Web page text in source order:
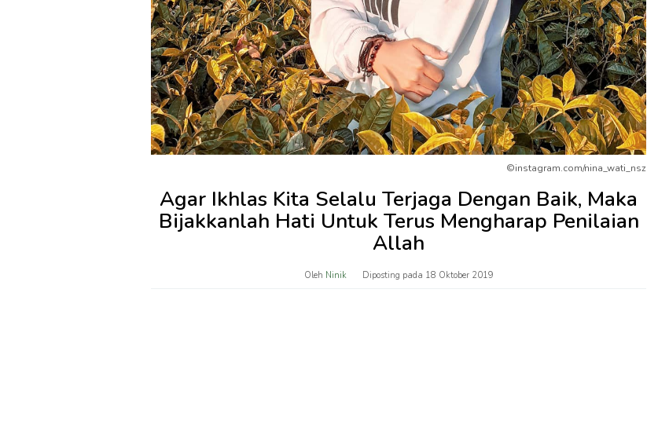
©instagram.com/nina_wati_nsz
Agar Ikhlas Kita Selalu Terjaga Dengan Baik, Maka
Bijakkanlah Hati Untuk Terus Mengharap Penilaian
Allah
Oleh Ninik Diposting pada 18 Oktober 2019